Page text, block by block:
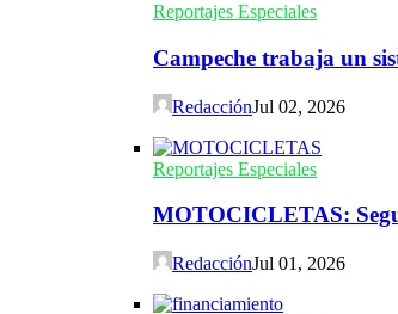
Reportajes Especiales
Campeche trabaja un
RedacciónJul 02, 2026
Reportajes Especiales
MOTOCICLETAS:
RedacciónJul 01, 2026